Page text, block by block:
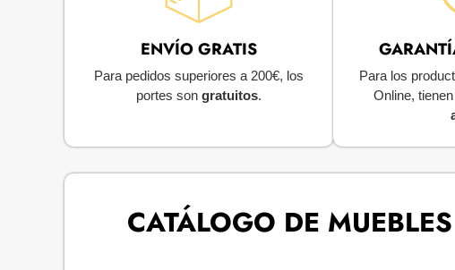
ENVÍO GRATIS
Para pedidos superiores a 200€, los
portes son gratuitos.
Para los
Online,
CATÁLOGO DE